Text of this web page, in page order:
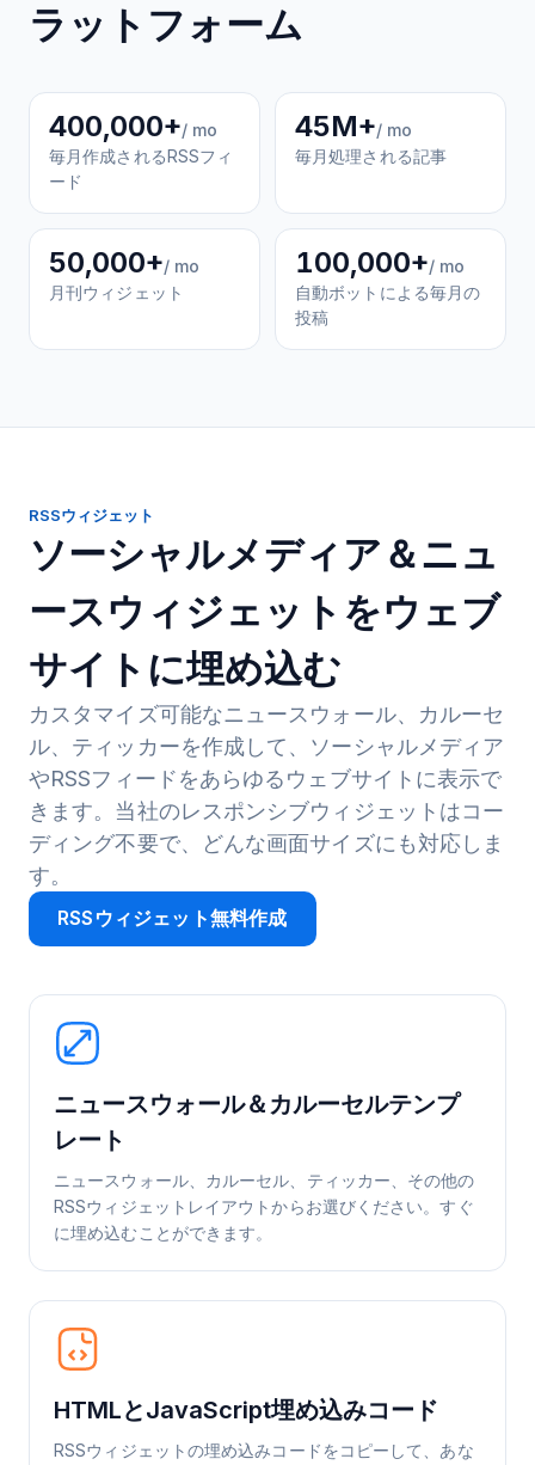
ラットフォーム
400,000+/ mo
毎月作成されるRSSフィ
ード
45M+/ mo
毎月処理される記事
50,000+/ mo
月刊ウィジェット
100,000+/ mo
自動ボットによる毎月の
投稿
RSSウィジェット
ソーシャルメディア＆ニュ
ースウィジェットをウェブ
サイトに埋め込む
カスタマイズ可能なニュースウォール、カルーセ
ル、ティッカーを作成して、ソーシャルメディア
やRSSフィードをあらゆるウェブサイトに表示で
きます。当社のレスポンシブウィジェットはコー
ディング不要で、どんな画面サイズにも対応しま
す。
RSSウィジェット無料作成
ニュースウォール＆カルーセルテンプ
レート
ニュースウォール、カルーセル、ティッカー、その他の
RSSウィジェットレイアウトからお選びください。すぐ
に埋め込むことができます。
HTMLとJavaScript埋め込みコード
RSSウィジェットの埋め込みコードをコピーして、あな